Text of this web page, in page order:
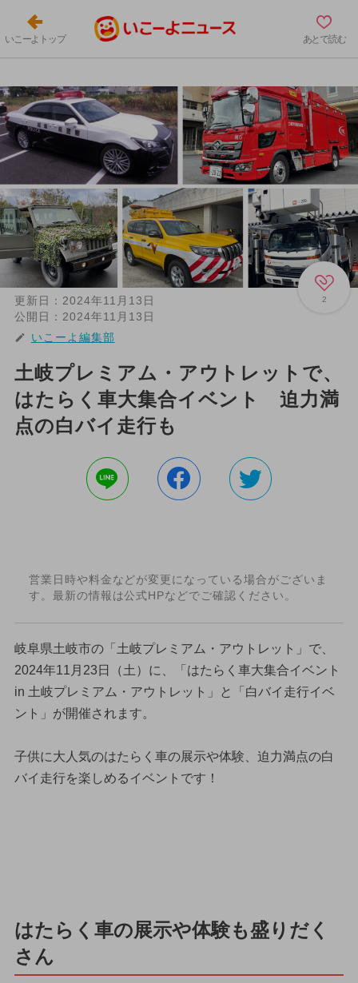
いこーよトップ あとで読む
2
更新日： 2024年11月13日
公開日： 2024年11月13日
いこーよ編集部
土岐プレミアム・アウトレットで、
はたらく車大集合イベント 迫力満
点の白バイ走行も
営業日時や料金などが変更になっている場合がございま
す。最新の情報は公式HPなどでご確認ください。
岐阜県土岐市の「土岐プレミアム・アウトレット」で、
2024年11月23日（土）に、「はたらく車大集合イベント
in 土岐プレミアム・アウトレット」と「白バイ走行イベ
ント」が開催されます。
子供に大人気のはたらく車の展示や体験、迫力満点の白
バイ走行を楽しめるイベントです！
はたらく車の展示や体験も盛りだく
さん